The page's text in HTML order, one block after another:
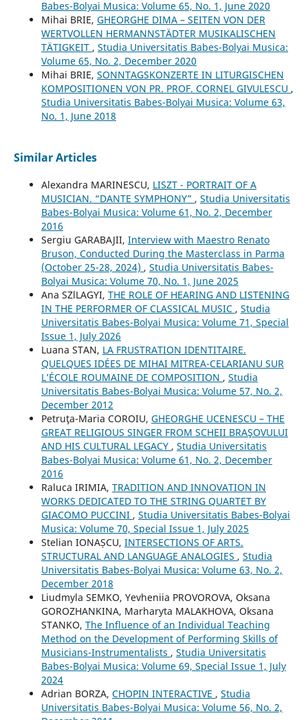
Babes-Bolyai Musica: Volume 65, No. 1, June 2020
Mihai BRIE, GHEORGHE DIMA – SEITEN VON DER
WERTVOLLEN HERMANNSTÄDTER MUSIKALISCHEN
TÄTIGKEIT , Studia Universitatis Babes-Bolyai Musica:
Volume 65, No. 2, December 2020
Mihai BRIE, SONNTAGSKONZERTE IN LITURGISCHEN
KOMPOSITIONEN VON PR. PROF. CORNEL GIVULESCU ,
Studia Universitatis Babes-Bolyai Musica: Volume 63,
No. 1, June 2018
Similar Articles
Alexandra MARINESCU, LISZT - PORTRAIT OF A
MUSICIAN. “DANTE SYMPHONY” , Studia Universitatis
Babes-Bolyai Musica: Volume 61, No. 2, December
2016
Sergiu GARABAJII, Interview with Maestro Renato
Bruson, Conducted During the Masterclass in Parma
(October 25-28, 2024) , Studia Universitatis Babes-
Bolyai Musica: Volume 70, No. 1, June 2025
Ana SZlLAGYI, THE ROLE OF HEARING AND LISTENING
IN THE PERFORMER OF CLASSICAL MUSIC , Studia
Universitatis Babes-Bolyai Musica: Volume 71, Special
Issue 1, July 2026
Luana STAN, LA FRUSTRATION IDENTITAIRE.
QUELQUES IDÉES DE MIHAI MITREA-CELARIANU SUR
L’ÉCOLE ROUMAINE DE COMPOSITION , Studia
Universitatis Babes-Bolyai Musica: Volume 57, No. 2,
December 2012
Petruţa-Maria COROIU, GHEORGHE UCENESCU – THE
GREAT RELIGIOUS SINGER FROM SCHEII BRAŞOVULUI
AND HIS CULTURAL LEGACY , Studia Universitatis
Babes-Bolyai Musica: Volume 61, No. 2, December
2016
Raluca IRIMIA, TRADITION AND INNOVATION IN
WORKS DEDICATED TO THE STRING QUARTET BY
GIACOMO PUCCINI , Studia Universitatis Babes-Bolyai
Musica: Volume 70, Special Issue 1, July 2025
Stelian IONAȘCU, INTERSECTIONS OF ARTS.
STRUCTURAL AND LANGUAGE ANALOGIES , Studia
Universitatis Babes-Bolyai Musica: Volume 63, No. 2,
December 2018
Liudmyla SEMKO, Yevheniia PROVOROVA, Oksana
GOROZHANKINA, Marharyta MALAKHOVA, Oksana
STANKO, The Influence of an Individual Teaching
Method on the Development of Performing Skills of
Musicians-Instrumentalists , Studia Universitatis
Babes-Bolyai Musica: Volume 69, Special Issue 1, July
2024
Adrian BORZA, CHOPIN INTERACTIVE , Studia
Universitatis Babes-Bolyai Musica: Volume 56, No. 2,